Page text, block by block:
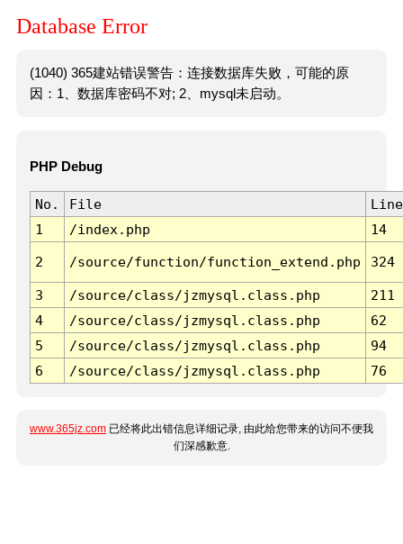
Database Error
(1040) 365建站错误警告：连接数据库失败，可能的原
因：1、数据库密码不对; 2、mysql未启动。
PHP Debug
No. File
Line
1
/index.php 14
2 /source/function/function_extend.php 324
3 /source/class/jzmysql.class.php
211
4
/source/class/jzmysql.class.php
62
5
/source/class/jzmysql.class.php
94
6
/source/class/jzmysql.class.php 76
www.365jz.com 已经将此出错信息详细记录, 由此给您带来的访问不便我
们深感歉意.